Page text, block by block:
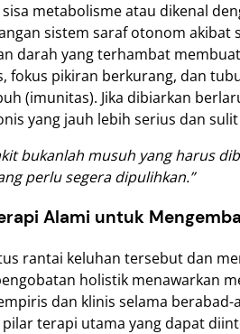
metabolisme atau dikenal
sistem saraf otonom
darah yang terhambat
fokus pikiran berkurang, dan
(imunitas). Jika dibiarkan
yang jauh lebih serius dan
bukanlah musuh yang harus
perlu segera dipulihkan.”
Alami untuk
rantai keluhan tersebut dan
holistik menawarkan
dan klinis selama
terapi utama yang dapat